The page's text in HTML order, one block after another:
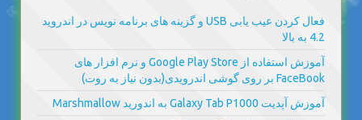
فعال کردن عیب یابی USB و گزینه های برنامه نویس در اندروید
4.2 به بالا
آموزش استفاده از Google Play Store و نرم افزار های
FaceBook بر روی گوشی اندرویدی(بدون نیاز به روت)
آموزش آپدیت Galaxy Tab P1000 به اندورید Marshmallow